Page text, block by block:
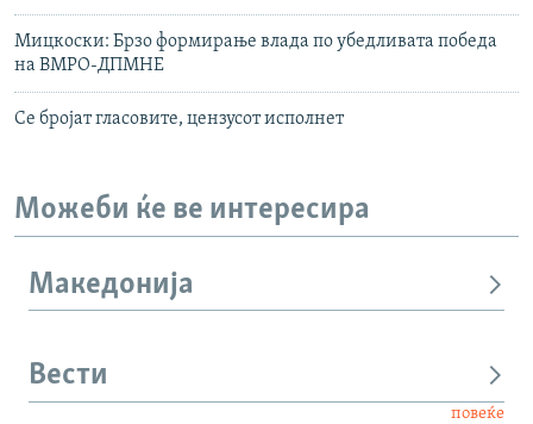
Мицкоски: Брзо формирање влада по убедливата победа
на ВМРО-ДПМНЕ
Се бројат гласовите, цензусот исполнет
Можеби ќе ве интересира
Македонија
Вести
повеќе